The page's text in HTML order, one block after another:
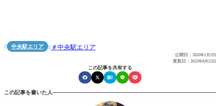
 中央駅エリア  中央駅エリア
公開日： 2020年2月2日
更新日： 2025年8月22日
この記事を共有する
この記事を書いた人